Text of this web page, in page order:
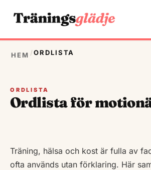
HEM /ORDLISTA
ORDLISTA
Ordlista för
Träning, hälsa och kost är fulla av
ofta används utan förklaring. Här